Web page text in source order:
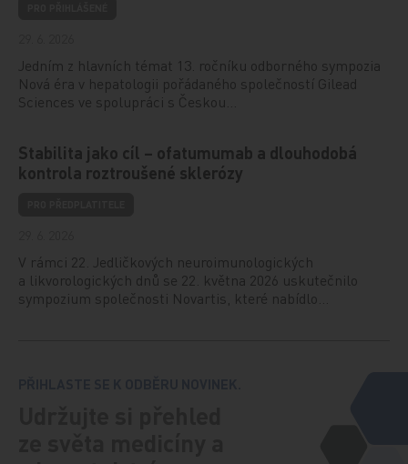
Jedním z hlavních témat 13. ročníku odborného sympozia
Nová éra v hepatologii pořádaného společností Gilead
Sciences ve spolupráci s Českou…
Stabilita jako cíl – ofatumumab a dlouhodobá
kontrola roztroušené sklerózy
V rámci 22. Jedličkových neuroimunologických
a likvorologických dnů se 22. května 2026 uskutečnilo
sympozium společnosti Novartis, které nabídlo…